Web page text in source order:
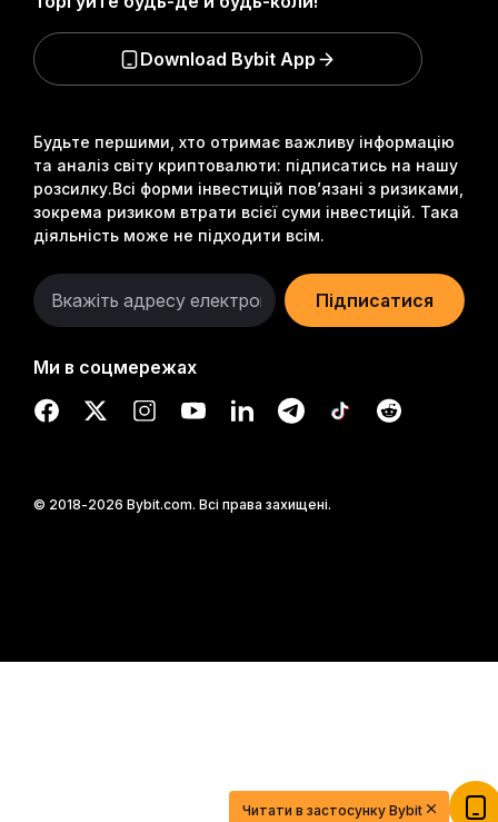
Будьте першими, хто отримає важливу інформацію
та аналіз світу криптовалюти: підписатись на нашу
розсилку.Всі форми інвестицій пов’язані з ризиками,
зокрема ризиком втрати всієї суми інвестицій. Така
діяльність може не підходити всім.
Підписатися
Ми в соцмережах
© 2018-2026 Bybit.com. Всі права захищені.
Download Bybit App
ареєструйтесь, внесіть депозит й отримайте $20
Читати в застосунку Bybit